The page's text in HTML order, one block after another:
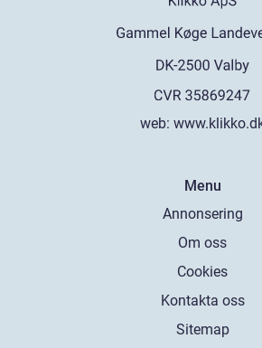
web:
Menu
Annonsering
Om oss
Cookies
Kontakta oss
Sitemap